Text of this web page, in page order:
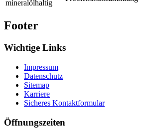
mineralölhaltig
Footer
Wichtige Links
Impressum
Datenschutz
Sitemap
Karriere
Sicheres Kontaktformular
Öffnungszeiten